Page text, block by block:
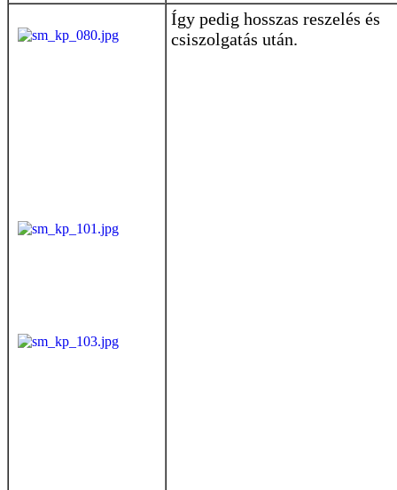
Így pedig hosszas reszelés és
csiszolgatás után.